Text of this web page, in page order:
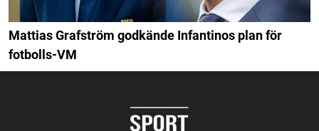
Mattias Grafström godkände Infantinos plan för
fotbolls-VM